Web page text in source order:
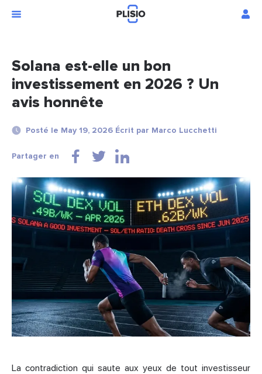
Solana est-elle un bon
investissement en 2026 ? Un
avis honnête
Posté le May 19, 2026 Écrit par Marco Lucchetti
Partager en
La contradiction qui saute aux yeux de tout investisseur